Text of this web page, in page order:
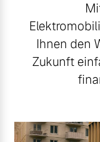
Ihnen den
Zukunft